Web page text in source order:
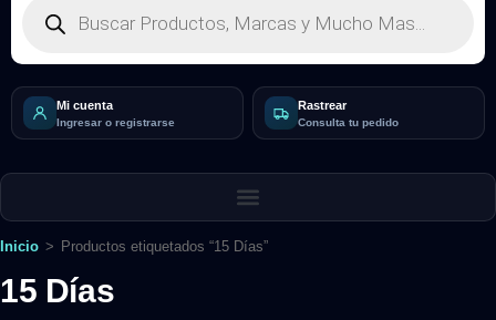
Mi cuenta
Ingresar o registrarse
Rastrear
Consulta tu pedido
Inicio > Productos etiquetados “15 Días”
15 Días